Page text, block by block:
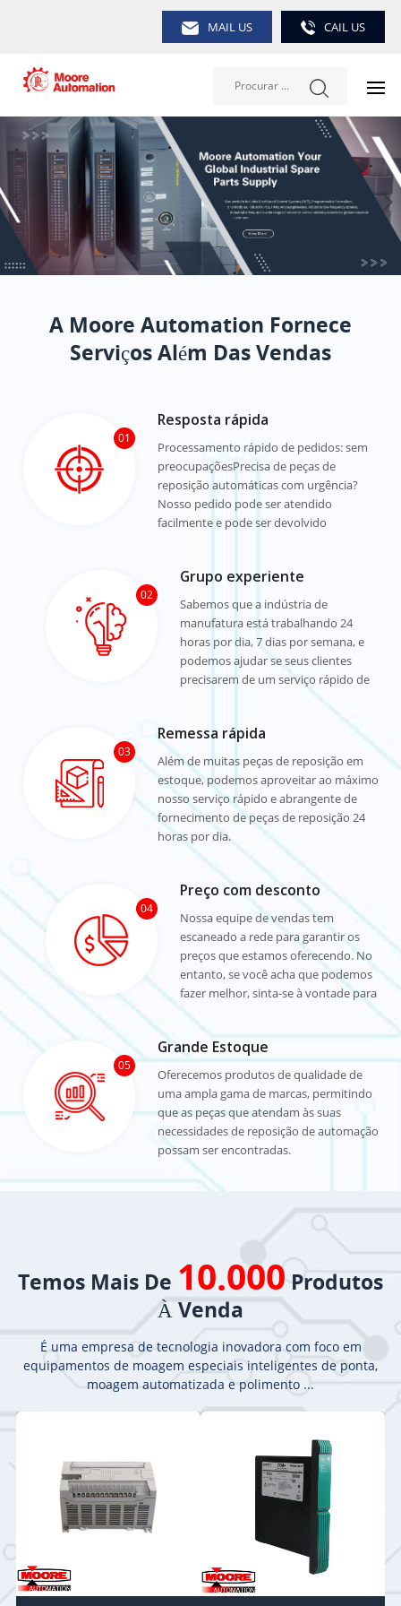
MAIL US CAIL US
A Moore Automation Fornece
Serviços Além Das Vendas
01
Resposta rápida
Processamento rápido de pedidos: sem
preocupaçõesPrecisa de peças de
reposição automáticas com urgência?
Nosso pedido pode ser atendido
facilmente e pode ser devolvido
02
Grupo experiente
Sabemos que a indústria de
manufatura está trabalhando 24
horas por dia, 7 dias por semana, e
podemos ajudar se seus clientes
precisarem de um serviço rápido de
remessa de emergência fora do
03
Remessa rápida
Além de muitas peças de reposição em
estoque, podemos aproveitar ao máximo
nosso serviço rápido e abrangente de
fornecimento de peças de reposição 24
horas por dia.
04
Preço com desconto
Nossa equipe de vendas tem
escaneado a rede para garantir os
preços que estamos oferecendo. No
entanto, se você acha que podemos
fazer melhor, sinta-se à vontade para
oferecer um preço negociado.
05
Grande Estoque
Oferecemos produtos de qualidade de
uma ampla gama de marcas, permitindo
que as peças que atendam às suas
necessidades de reposição de automação
possam ser encontradas.
Temos Mais De 10.000Produtos
À Venda
É uma empresa de tecnologia inovadora com foco em
equipamentos de moagem especiais inteligentes de ponta,
moagem automatizada e polimento ...